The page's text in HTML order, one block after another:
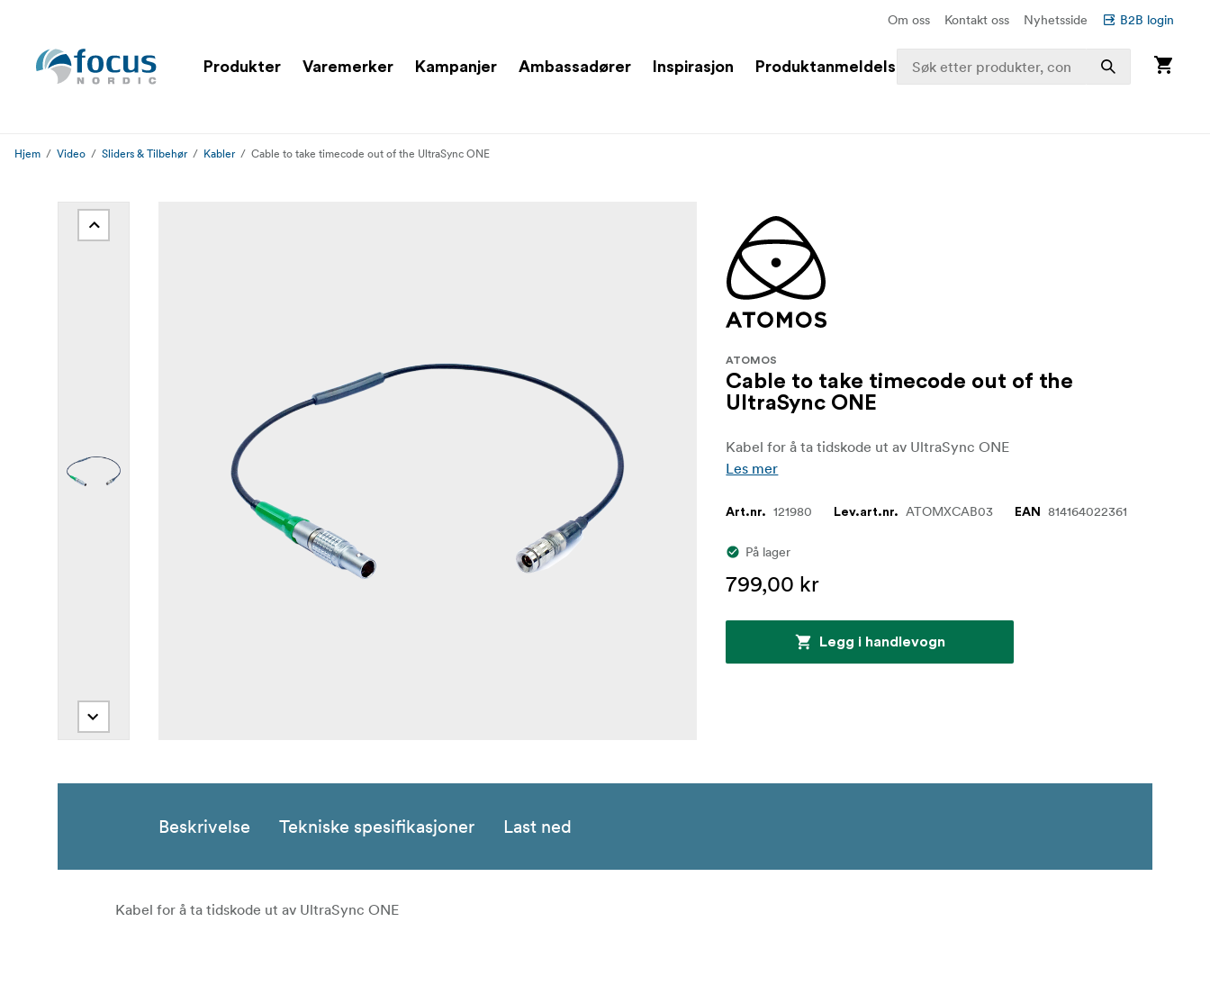
Om oss Kontakt oss Nyhetsside B2B login
Produkter Varemerker Kampanjer Ambassadører Inspirasjon Produktanmeldelser
Hjem Video Sliders & Tilbehør Kabler Cable to take timecode out of the UltraSync ONE
ATOMOS
Cable to take timecode out of the
UltraSync ONE
Kabel for å ta tidskode ut av UltraSync ONE
Les mer
Art.nr. 121980 Lev.art.nr. ATOMXCAB03 EAN 814164022361
På lager
799,00 kr
Legg i handlevogn
Beskrivelse Tekniske spesifikasjoner Last ned
Kabel for å ta tidskode ut av UltraSync ONE